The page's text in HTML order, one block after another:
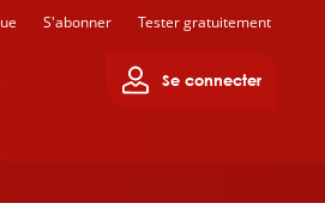
Se connecter
S'abonner Tester gratuitement